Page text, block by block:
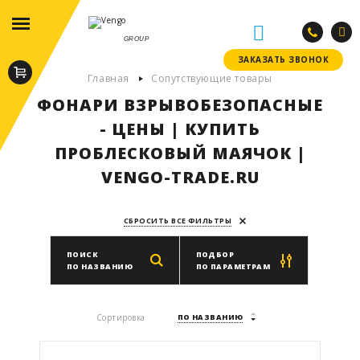
ЗАКАЗАТЬ ЗВОНОК
ЗАКАЗАТЬ ЗВОНОК
GROUP
Главная Сопутствующие товары
ФОНАРИ ВЗРЫВОБЕЗОПАСНЫЕ
- ЦЕНЫ | КУПИТЬ
ПРОБЛЕСКОВЫЙ МАЯЧОК |
VENGO-TRADE.RU
СБРОСИТЬ ВСЕ ФИЛЬТРЫ
ПОИСК
ПО НАЗВАНИЮ
ПОДБОР
ПО ПАРАМЕТРАМ
Производитель
ВЫБРАТЬ ПРОИЗВОДИТЕЛЯ
Сортировка ПО НАЗВАНИЮ